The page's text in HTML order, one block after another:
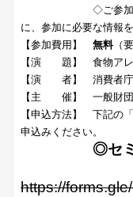
◇ご参加いただけ
に、参加に必要な情報
【参加費用】無料（
【演 題】 食物アレ
【演 者】 消費者庁
【主 催】 一般財団
【申込方法】 下記の
申込みください。
◎セ
https://